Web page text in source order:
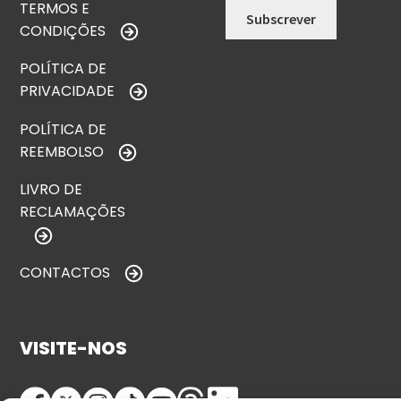
TERMOS E
CONDIÇÕES
POLÍTICA DE
PRIVACIDADE
POLÍTICA DE
REEMBOLSO
LIVRO DE
RECLAMAÇÕES
CONTACTOS
VISITE-NOS